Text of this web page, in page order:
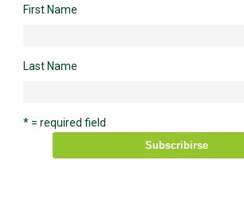
First Name
Last Name
* = required field